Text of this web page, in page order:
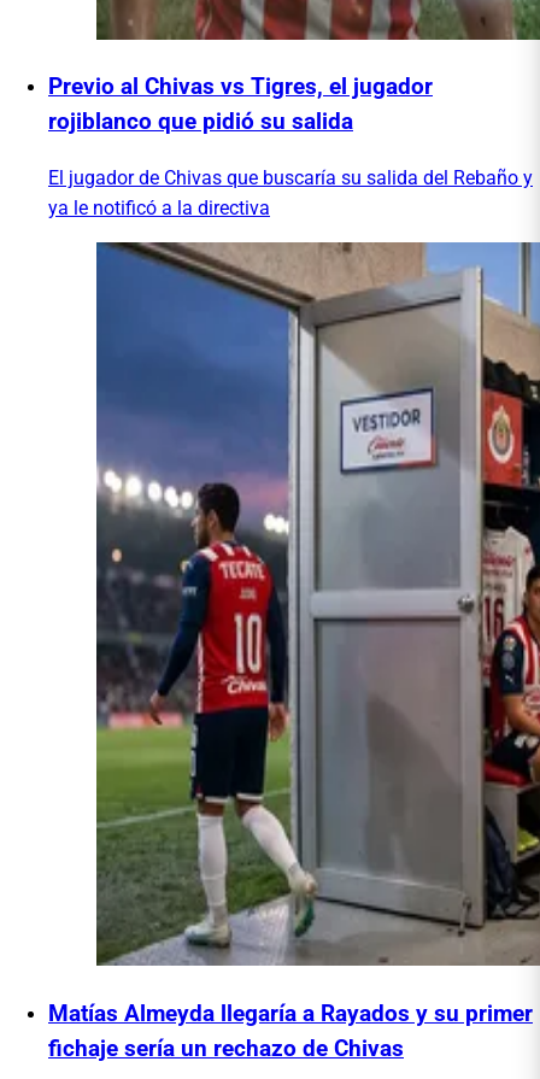
Previo al Chivas vs Tigres, el jugador
rojiblanco que pidió su salida
El jugador de Chivas que buscaría su salida del Rebaño y
ya le notificó a la directiva
Matías Almeyda llegaría a Rayados y su primer
fichaje sería un rechazo de Chivas